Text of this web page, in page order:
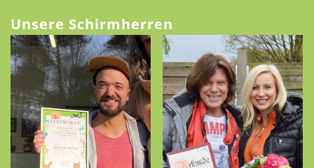
Unsere Schirmherren